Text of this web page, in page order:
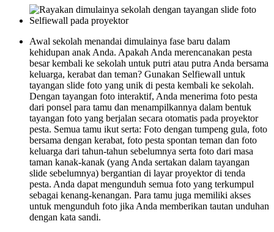
Awal sekolah menandai dimulainya fase baru dalam
kehidupan anak Anda. Apakah Anda merencanakan pesta
besar kembali ke sekolah untuk putri atau putra Anda bersama
keluarga, kerabat dan teman? Gunakan Selfiewall untuk
tayangan slide foto yang unik di pesta kembali ke sekolah.
Dengan tayangan foto interaktif, Anda menerima foto pesta
dari ponsel para tamu dan menampilkannya dalam bentuk
tayangan foto yang berjalan secara otomatis pada proyektor
pesta. Semua tamu ikut serta: Foto dengan tumpeng gula, foto
bersama dengan kerabat, foto pesta spontan teman dan foto
keluarga dari tahun-tahun sebelumnya serta foto dari masa
taman kanak-kanak (yang Anda sertakan dalam tayangan
slide sebelumnya) bergantian di layar proyektor di tenda
pesta. Anda dapat mengunduh semua foto yang terkumpul
sebagai kenang-kenangan. Para tamu juga memiliki akses
untuk mengunduh foto jika Anda memberikan tautan unduhan
dengan kata sandi.